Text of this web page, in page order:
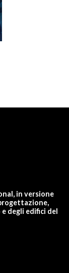
in versione
degli edifici del